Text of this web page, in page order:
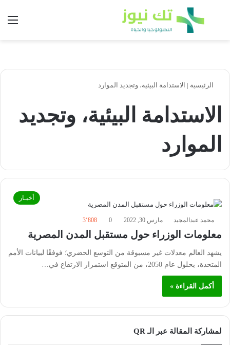
بحث عن
الرئيسية | الاستدامة البيئية، وتجديد الموارد
الاستدامة البيئية، وتجديد
الموارد
أخبـار
محمد عبدالمجيد مارس 30, 2022 0 3٬808
معلومات الوزراء حول مستقبل المدن المصرية
يشهد العالم معدلات غير مسبوقة من التوسع الحضري؛ فوفقًا لبيانات الأمم
المتحدة، بحلول عام 2050، من المتوقع استمرار الارتفاع في…
أكمل القراءة »
لمشاركة المقالة عبر الـ QR